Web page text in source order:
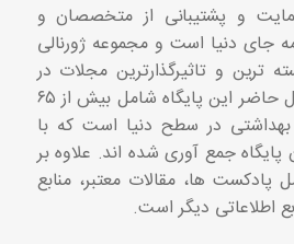
و پشتیبانی از متخصصان و
جای دنیا است و مجموعه ژورنالی
ترین و تاثیرگذارترین مجلات در
سطح دنیا است. در حال حاضر این پایگاه شامل بیش از ۶۵
در سطح دنیا است که با
پایگاه جمع آوری شده اند. علاوه بر
پادکست ها، مقالات معتبر، منابع
اطلاعاتی دیگر است.